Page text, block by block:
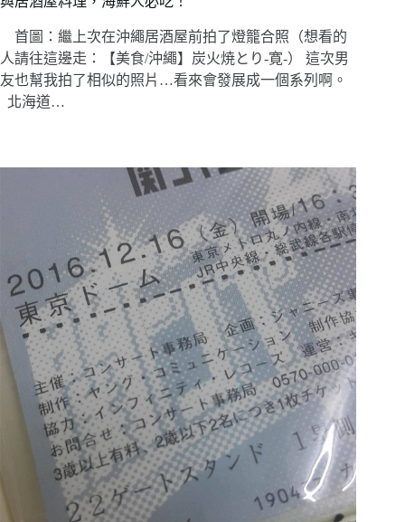
首圖：繼上次在沖繩居酒屋前拍了燈籠合照（想看的
人請往這邊走：【美食/沖繩】炭火焼とり-寛-） 這次男
友也幫我拍了相似的照片…看來會發展成一個系列啊。
北海道…